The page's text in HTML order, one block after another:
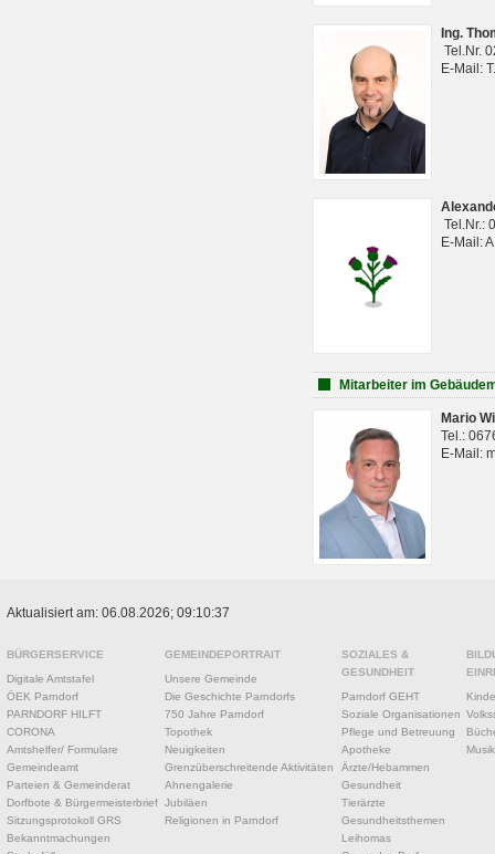
Ing.
Tel.Nr.
E-Mail:
Tel.Nr.:
E-Mail:
Mitarbeiter im
Mario
Tel.:
E-Mail:
Aktualisiert am: 06.08.2026; 09:10:37
BÜRGERSERVICE
Digitale Amtstafel
ÖEK Parndorf
PARNDORF HILFT
CORONA
Amtshelfer/ Formulare
Gemeindeamt
Parteien & Gemeinderat
Dorfbote & Bürgermeisterbrief
Sitzungsprotokoll GRS
Bekanntmachungen
GEMEINDEPORTRAIT
Unsere Gemeinde
Die Geschichte Parndorfs
750 Jahre Parndorf
Topothek
Neuigkeiten
Grenzüberschreitende Aktivitäten
Ahnengalerie
Jubiläen
Religionen in Parndorf
SOZIALES &
GESUNDHEIT
Parndorf GEHT
Soziale Organisationen
Pflege und Betreuung
Apotheke
Ärzte/Hebammen
Gesundheit
Tierärzte
Gesundheitsthemen
Leihomas